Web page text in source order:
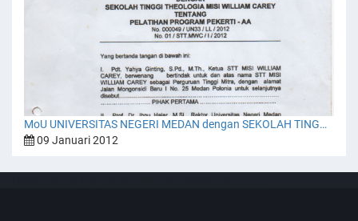
MoU UNIVERSITAS NEGERI MEDAN dengan SEKOLAH TINGGI TEOLOGI MISI WILLIAM CAREY MDAN
09 Januari 2012